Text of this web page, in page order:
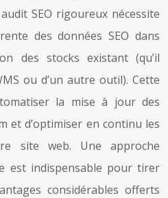
SEO rigoureux nécessite
des données SEO dans
des stocks existant (qu’il
ou d’un autre outil). Cette
la mise à jour des
et d’optimiser en continu les
site web. Une approche
est indispensable pour tirer
considérables offerts